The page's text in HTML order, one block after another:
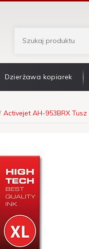
Dzierżawa kopiarek
Activejet AH-953BRX